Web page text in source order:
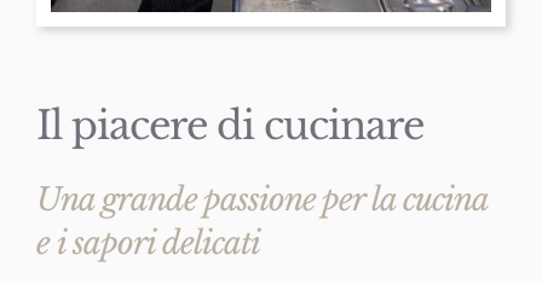
Il piacere di cucinare
Una grande passione per la cucina
e i sapori delicati